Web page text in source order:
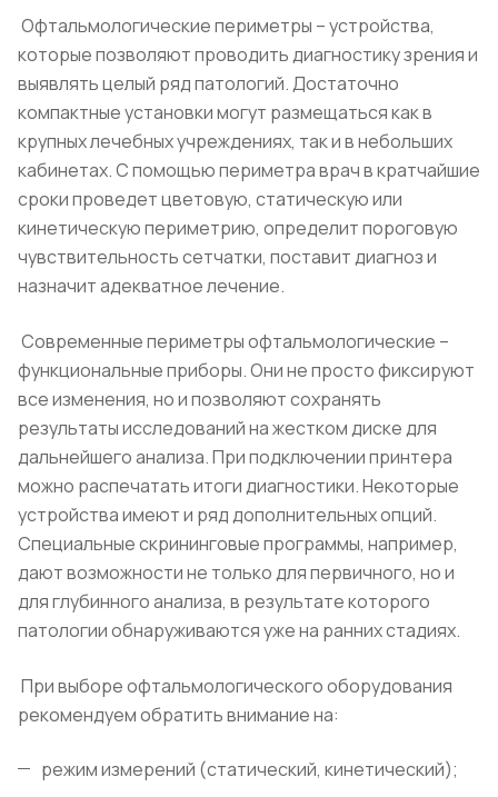
Офтальмологические периметры – устройства,
которые позволяют проводить диагностику зрения и
выявлять целый ряд патологий. Достаточно
компактные установки могут размещаться как в
крупных лечебных учреждениях, так и в небольших
кабинетах. С помощью периметра врач в кратчайшие
сроки проведет цветовую, статическую или
кинетическую периметрию, определит пороговую
чувствительность сетчатки, поставит диагноз и
назначит адекватное лечение.
Современные периметры офтальмологические –
функциональные приборы. Они не просто фиксируют
все изменения, но и позволяют сохранять
результаты исследований на жестком диске для
дальнейшего анализа. При подключении принтера
можно распечатать итоги диагностики. Некоторые
устройства имеют и ряд дополнительных опций.
Специальные скрининговые программы, например,
дают возможности не только для первичного, но и
для глубинного анализа, в результате которого
патологии обнаруживаются уже на ранних стадиях.
При выборе офтальмологического оборудования
рекомендуем обратить внимание на:
режим измерений (статический, кинетический);